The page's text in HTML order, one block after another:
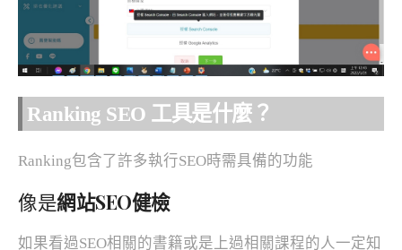
Ranking SEO 工具是什麼？
Ranking包含了許多執行SEO時需具備的功能
像是網站SEO健檢
如果看過SEO相關的書籍或是上過相關課程的人一定知